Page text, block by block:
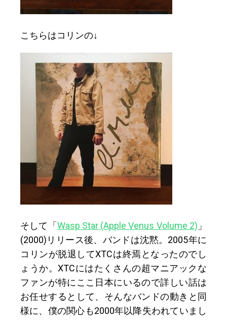
こちらはコリンの↓
そして「 Wasp Star (Apple Venus Volume 2) 」
(2000)リリース後、バンドは沈黙。2005年に
コリンが脱退してXTCは終焉となったのでし
ょうか。XTCにはたくさんの超マニアックな
ファンが特にここ日本にいるので詳しい話は
お任せするとして、そんなバンドの動きと同
様に、僕の関心も2000年以降失われていまし